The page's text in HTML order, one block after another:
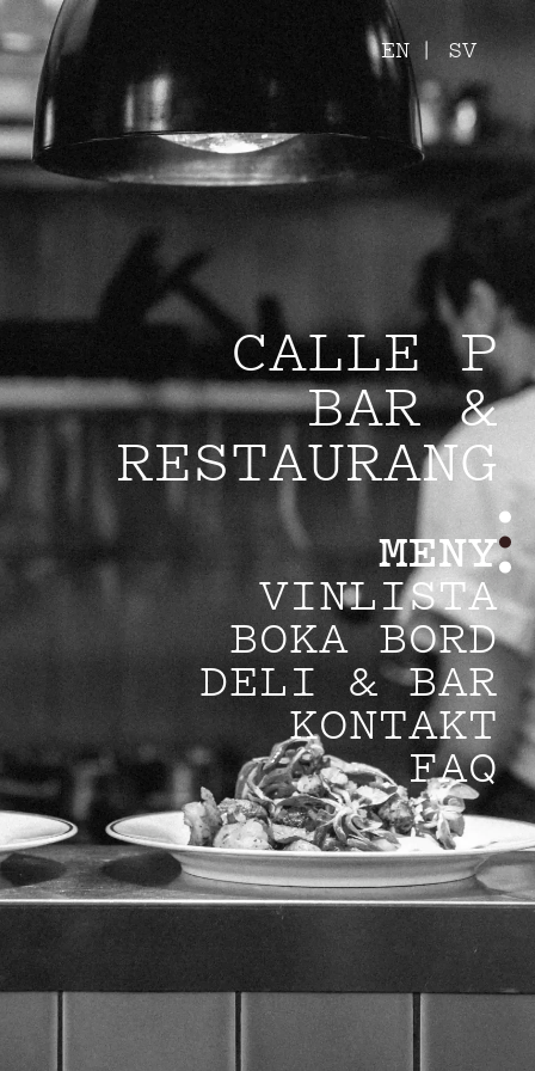
EN SV
CALLE P
BAR &
RESTAURANG
MENY
VINLISTA
BOKA BORD
DELI & BAR
KONTAKT
FAQ